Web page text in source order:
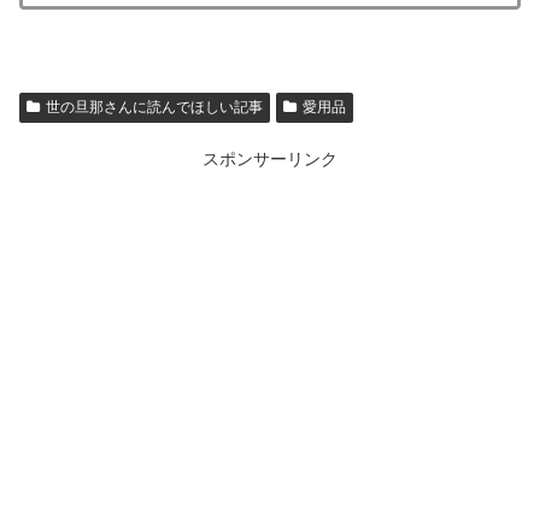
世の旦那さんに読んでほしい記事 愛用品
スポンサーリンク